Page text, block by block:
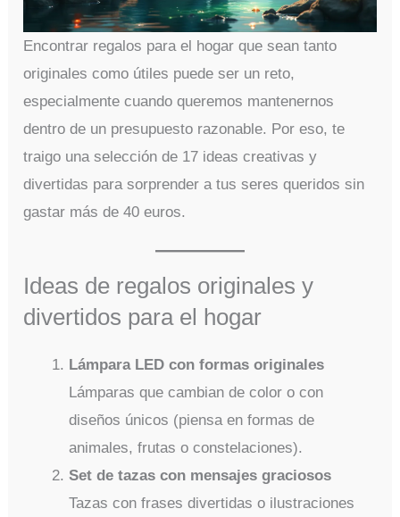
Encontrar regalos para el hogar que sean tanto
originales como útiles puede ser un reto,
especialmente cuando queremos mantenernos
dentro de un presupuesto razonable. Por eso, te
traigo una selección de 17 ideas creativas y
divertidas para sorprender a tus seres queridos sin
gastar más de 40 euros.
Ideas de regalos originales y
divertidos para el hogar
Lámpara LED con formas originales
Lámparas que cambian de color o con
diseños únicos (piensa en formas de
animales, frutas o constelaciones).
Set de tazas con mensajes graciosos
Tazas con frases divertidas o ilustraciones